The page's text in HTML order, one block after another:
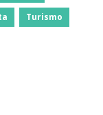
Turismo